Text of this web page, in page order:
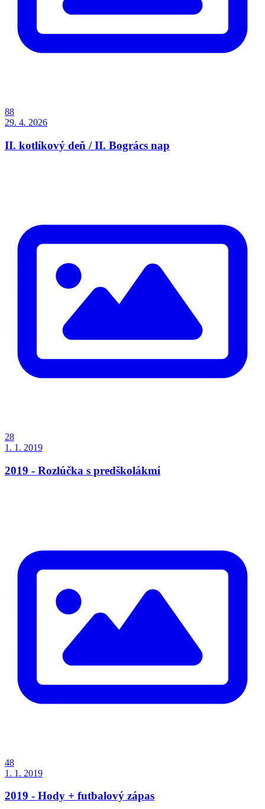
88
29. 4. 2026
II. kotlíkový deň / II. Bogrács nap
28
1. 1. 2019
2019 - Rozlúčka s predškolákmi
48
1. 1. 2019
2019 - Hody + futbalový zápas